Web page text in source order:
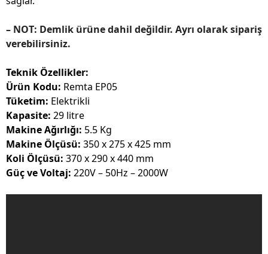
– NOT: Demlik ürüne dahil değildir. Ayrı olarak sipariş
verebilirsiniz.
Teknik Özellikler:
Ürün Kodu: Remta EP05
Tüketim: Elektrikli
Kapasite: 29 litre
Makine Ağırlığı: 5.5 Kg
Makine Ölçüsü: 350 x 275 x 425 mm
Koli Ölçüsü: 370 x 290 x 440 mm
Güç ve Voltaj: 220V – 50Hz – 2000W